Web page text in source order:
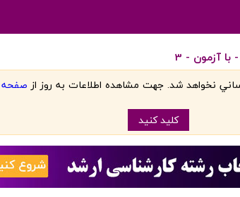
آزمون - 3
نخواهد شد. جهت مشاهده اطلاعات به روز از صفحه
کليد کنيد